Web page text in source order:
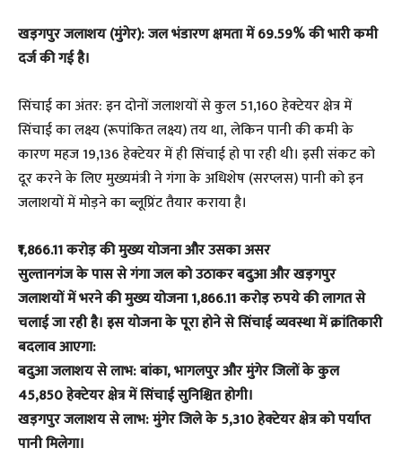
खड़गपुर जलाशय (मुंगेर): जल भंडारण क्षमता में 69.59% की भारी कमी
दर्ज की गई है।
सिंचाई का अंतर: इन दोनों जलाशयों से कुल 51,160 हेक्टेयर क्षेत्र में
सिंचाई का लक्ष्य (रूपांकित लक्ष्य) तय था, लेकिन पानी की कमी के
कारण महज 19,136 हेक्टेयर में ही सिंचाई हो पा रही थी। इसी संकट को
दूर करने के लिए मुख्यमंत्री ने गंगा के अधिशेष (सरप्लस) पानी को इन
जलाशयों में मोड़ने का ब्लूप्रिंट तैयार कराया है।
₹1,866.11 करोड़ की मुख्य योजना और उसका असर
सुल्तानगंज के पास से गंगा जल को उठाकर बदुआ और खड़गपुर
जलाशयों में भरने की मुख्य योजना 1,866.11 करोड़ रुपये की लागत से
चलाई जा रही है। इस योजना के पूरा होने से सिंचाई व्यवस्था में क्रांतिकारी
बदलाव आएगा:
बदुआ जलाशय से लाभ: बांका, भागलपुर और मुंगेर जिलों के कुल
45,850 हेक्टेयर क्षेत्र में सिंचाई सुनिश्चित होगी।
खड़गपुर जलाशय से लाभ: मुंगेर जिले के 5,310 हेक्टेयर क्षेत्र को पर्याप्त
पानी मिलेगा।